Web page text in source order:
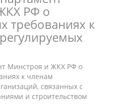
РФ о
требованиях к
Минстроя и ЖКХ РФ о
к членам
связанных с
и строительством